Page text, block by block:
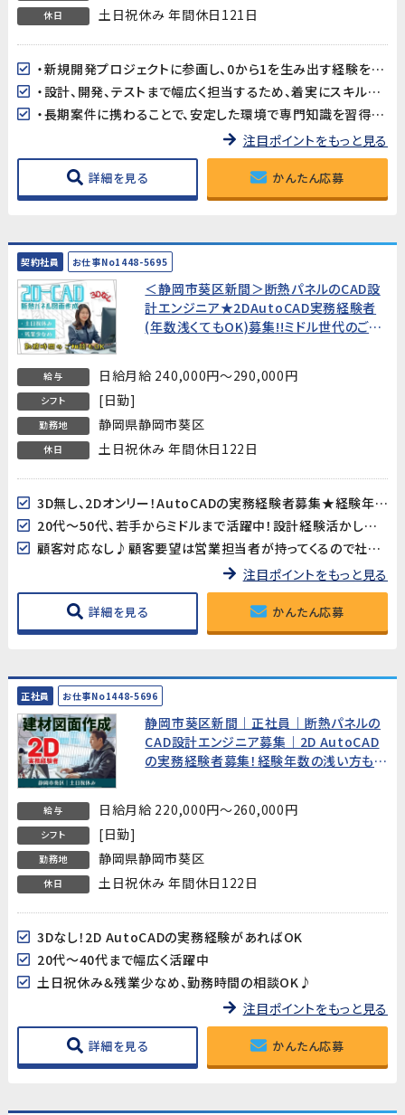
休日 土日祝休み 年間休日121日
・新規開発プロジェクトに参画し、0から1を生み出す経験を積むことができます。
・設計、開発、テストまで幅広く担当するため、着実にスキルアップが可能です。
・長期案件に携わることで、安定した環境で専門知識を習得できます。
注目ポイントをもっと見る
詳細を見る かんたん応募
契約社員 お仕事No1448-5695
＜静岡市葵区新間＞断熱パネルのCAD設
計エンジニア★2DAutoCAD実務経験者
(年数浅くてもOK)募集!!ミドル世代のご応
給与 日給月給 240,000円～290,000円
シフト [日勤]
勤務地 静岡県静岡市葵区
休日 土日祝休み 年間休日122日
3D無し、2Dオンリー！AutoCADの実務経験者募集★経験年数は不問！
20代～50代、若手からミドルまで活躍中！設計経験活かした他業界からのチャレンジも応援します！
顧客対応なし♪顧客要望は営業担当者が持ってくるので社内やり取りのみで気楽です！
注目ポイントをもっと見る
詳細を見る かんたん応募
正社員 お仕事No1448-5696
静岡市葵区新間｜正社員｜断熱パネルの
CAD設計エンジニア募集｜2D AutoCAD
の実務経験者募集！経験年数の浅い方もご
給与 日給月給 220,000円～260,000円
シフト [日勤]
勤務地 静岡県静岡市葵区
休日 土日祝休み 年間休日122日
3Dなし！2D AutoCADの実務経験があればOK
20代～40代まで幅広く活躍中
土日祝休み＆残業少なめ、勤務時間の相談OK♪
注目ポイントをもっと見る
詳細を見る かんたん応募